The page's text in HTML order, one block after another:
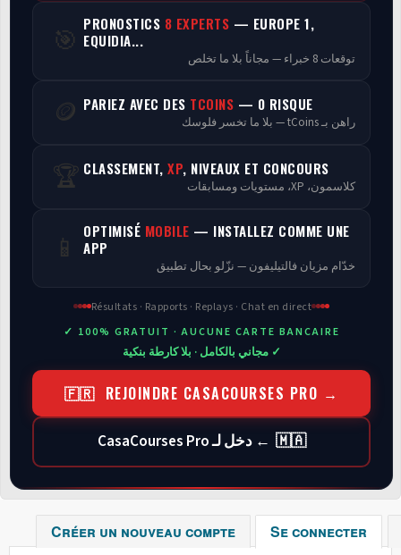
Programmes
🎯 PRONOSTICS 8 EXPERTS — EUROPE 1,
EQUIDIA...
توقعات 8 خبراء — مجاناً بلا ما تخلص
🪙 PARIEZ AVEC DES TCOINS — 0 RISQUE
راهن بـ tCoins — بلا ما تخسر فلوسك
🏆 CLASSEMENT, XP, NIVEAUX ET CONCOURS
كلاسمون، XP، مستويات ومسابقات
📱 OPTIMISÉ MOBILE — INSTALLEZ COMME UNE
APP
خدّام مزيان فالتيليفون — نزّلو بحال تطبيق
Résultats · Rapports · Replays · Chat en direct
✓ 100% GRATUIT · AUCUNE CARTE BANCAIRE
✓ مجاني بالكامل · بلا كارطة بنكية
🇫🇷 REJOINDRE CASACOURSES PRO →
🇲🇦 ← دخل لـ CasaCourses Pro
Créer un nouveau compte Se connecter